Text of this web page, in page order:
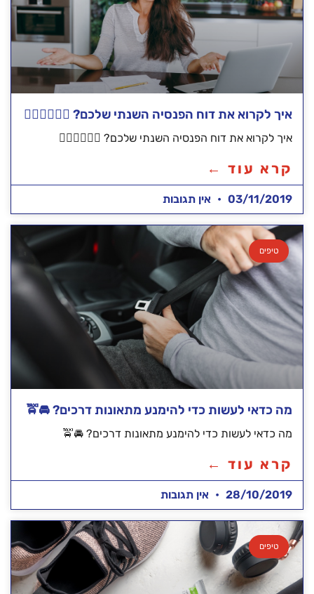
איך לקרוא את דוח הפנסיה השנתי שלכם? 🕵🏻‍♂️🕵🏻‍♀️
איך לקרוא את דוח הפנסיה השנתי שלכם? 🕵🏻‍♂️🕵🏻‍♀️
קרא עוד ←
03/11/2019 אין תגובות
טיפים
מה כדאי לעשות כדי להימנע מתאונות דרכים? 🚘🚖
מה כדאי לעשות כדי להימנע מתאונות דרכים? 🚘🚖
קרא עוד ←
28/10/2019 אין תגובות
טיפים